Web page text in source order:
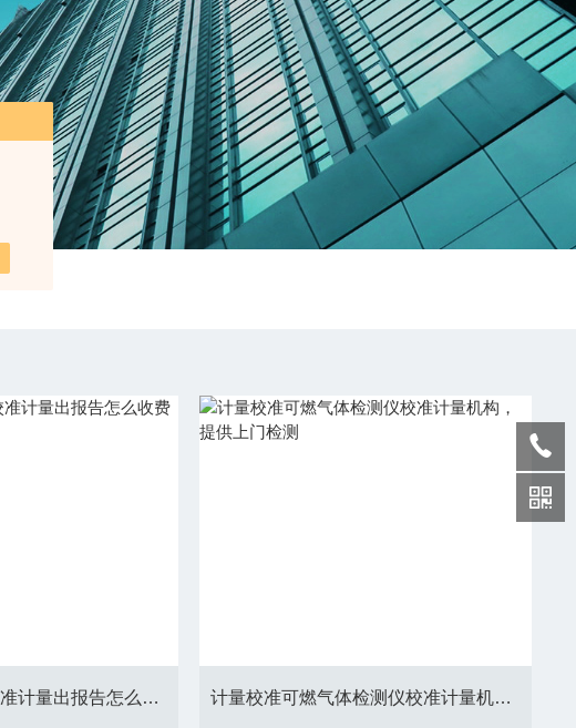
检测外校三坐标校准计量出报告怎么收费 计量校准可燃气体检测仪校准计量机构，提供上门检测